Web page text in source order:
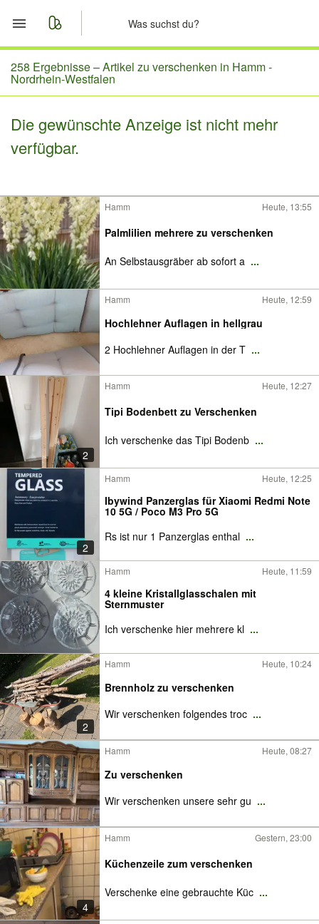
Start
Merkliste
Nachrichten
258 Ergebnisse –Artikel zu verschenken in Hamm -
Nordrhein-Westfalen
Die gewünschte Anzeige ist nicht mehr
verfügbar.
Hamm Heute, 13:55
Palmlilien mehrere zu verschenken
An Selbstausgräber ab sofort a ...
Hamm Heute, 12:59
Hochlehner Auflagen in hellgrau
2 Hochlehner Auflagen in der T ...
2
Hamm Heute, 12:27
Tipi Bodenbett zu Verschenken
Ich verschenke das Tipi Bodenb ...
2
Hamm Heute, 12:25
Ibywind Panzerglas für Xiaomi Redmi Note
10 5G / Poco M3 Pro 5G
Rs ist nur 1 Panzerglas enthal ...
Hamm Heute, 11:59
4 kleine Kristallglasschalen mit
Sternmuster
Ich verschenke hier mehrere kl ...
2
Hamm Heute, 10:24
Brennholz zu verschenken
Wir verschenken folgendes troc ...
Hamm Heute, 08:27
Zu verschenken
Wir verschenken unsere sehr gu ...
4
Hamm Gestern, 23:00
Küchenzeile zum verschenken
Verschenke eine gebrauchte Küc ...